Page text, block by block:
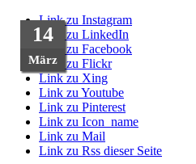
Link zu Instagram
Link zu LinkedIn
Link zu Facebook
Link zu Flickr
Link zu Xing
Link zu Youtube
Link zu Pinterest
Link zu Icon_name
Link zu Mail
Link zu Rss dieser Seite
03
Okt.
31
Aug.
30
Aug.
29
März
14
März